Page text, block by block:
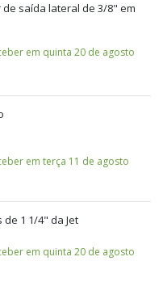
saída lateral de 3/8" em
em quinta 20 de agosto
em terça 11 de agosto
1 1/4" da Jet
em quinta 20 de agosto